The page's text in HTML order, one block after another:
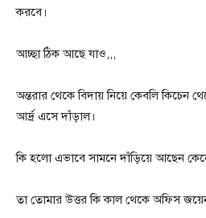
করবে।
আচ্ছা ঠিক আছে যাও,,,
অন্তরার থেকে বিদায় নিয়ে কেবলি কিচেন
আর্দ্র এসে দাঁড়াল।
কি হলো এভাবে সামনে দাঁড়িয়ে আছেন
তা তোমার উত্তর কি কাল থেকে অফিস